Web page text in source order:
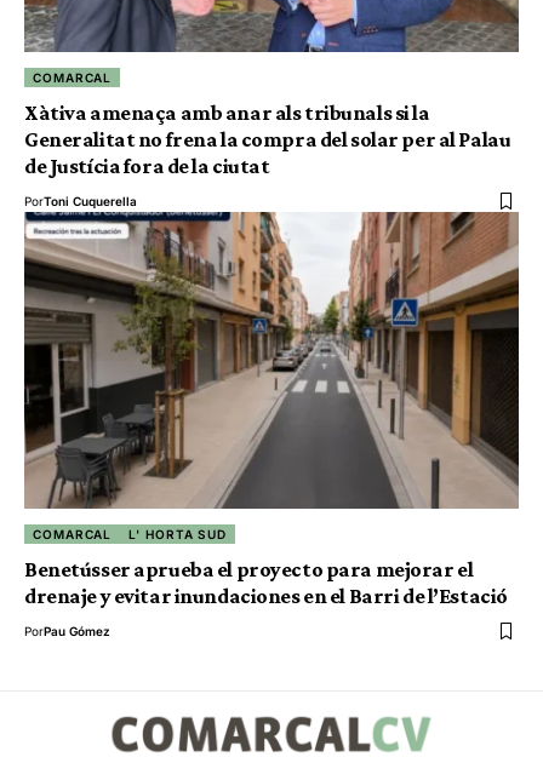
COMARCAL
Xàtiva amenaça amb anar als tribunals si la
Generalitat no frena la compra del solar per al Palau
de Justícia fora de la ciutat
PorToni Cuquerella
COMARCAL L' HORTA SUD
Benetússer aprueba el proyecto para mejorar el
drenaje y evitar inundaciones en el Barri de l’Estació
PorPau Gómez